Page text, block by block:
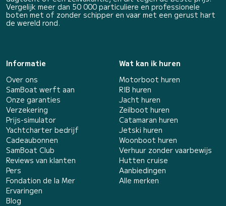
Vergelijk meer dan 50 000 particuliere en professionele
boten met of zonder schipper en vaar met een gerust hart
de wereld rond.
Informatie
Over ons
SamBoat werft aan
Onze garanties
Verzekering
Prijs-simulator
Yachtcharter bedrijf
Cadeaubonnen
SamBoat Club
Reviews van klanten
Pers
Fondation de la Mer
Ervaringen
Blog
Wat kan ik huren
Motorboot huren
RIB huren
Jacht huren
Zeilboot huren
Catamaran huren
Jetski huren
Woonboot huren
Verhuur zonder vaarbewijs
Hutten cruise
Aanbiedingen
Alle merken